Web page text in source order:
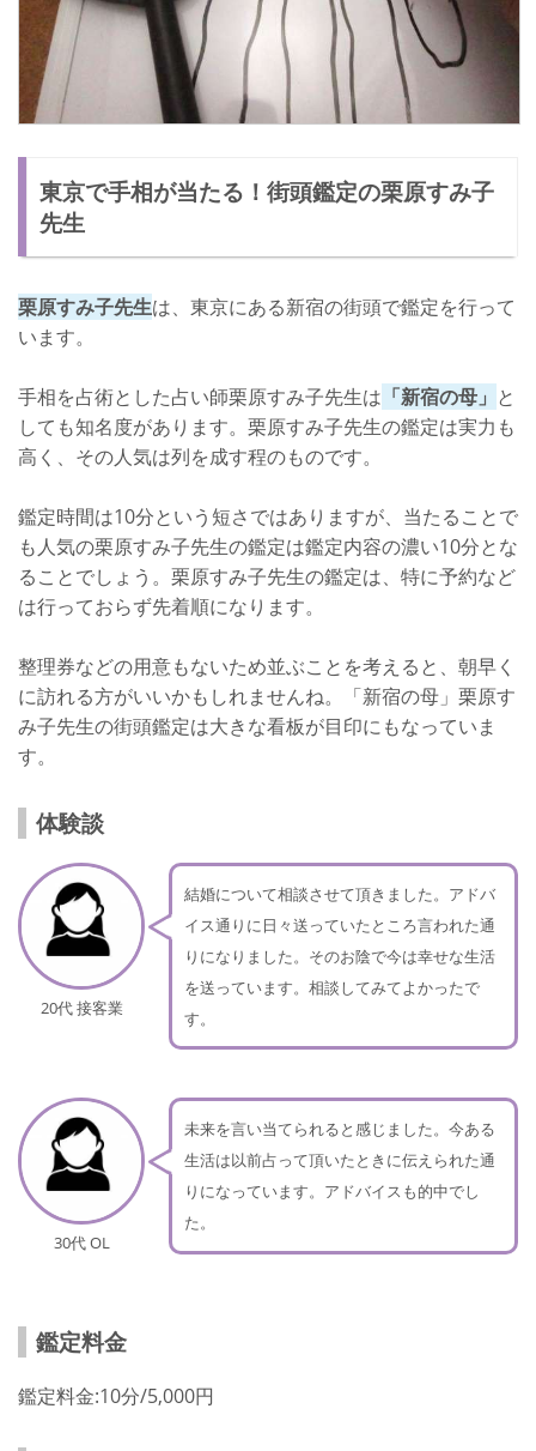
東京で手相が当たる！街頭鑑定の栗原すみ子
先生
栗原すみ子先生は、東京にある新宿の街頭で鑑定を行って
います。
手相を占術とした占い師栗原すみ子先生は 「新宿の母」 と
しても知名度があります。栗原すみ子先生の鑑定は実力も
高く、その人気は列を成す程のものです。
鑑定時間は10分という短さではありますが、当たることで
も人気の栗原すみ子先生の鑑定は鑑定内容の濃い10分とな
ることでしょう。栗原すみ子先生の鑑定は、特に予約など
は行っておらず先着順になります。
整理券などの用意もないため並ぶことを考えると、朝早く
に訪れる方がいいかもしれませんね。「新宿の母」栗原す
み子先生の街頭鑑定は大きな看板が目印にもなっていま
す。
体験談
20代 接客業
結婚について相談させて頂きました。アドバ
イス通りに日々送っていたところ言われた通
りになりました。そのお陰で今は幸せな生活
を送っています。相談してみてよかったで
す。
30代 OL
未来を言い当てられると感じました。今ある
生活は以前占って頂いたときに伝えられた通
りになっています。アドバイスも的中でし
た。
鑑定料金
鑑定料金:10分/5,000円